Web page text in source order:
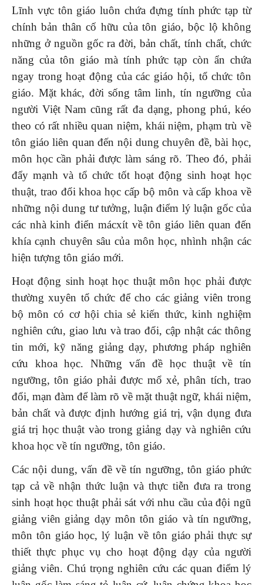
Lĩnh vực tôn giáo luôn chứa đựng tính phức tạp từ
chính bản thân cố hữu của tôn giáo, bộc lộ không
những ở nguồn gốc ra đời, bản chất, tính chất, chức
năng của tôn giáo mà tính phức tạp còn ẩn chứa
ngay trong hoạt động của các giáo hội, tổ chức tôn
giáo. Mặt khác, đời sống tâm linh, tín ngưỡng của
người Việt Nam cũng rất đa dạng, phong phú, kéo
theo có rất nhiều quan niệm, khái niệm, phạm trù về
tôn giáo liên quan đến nội dung chuyên đề, bài học,
môn học cần phải được làm sáng rõ. Theo đó, phải
đẩy mạnh và tổ chức tốt hoạt động sinh hoạt học
thuật, trao đổi khoa học cấp bộ môn và cấp khoa về
những nội dung tư tưởng, luận điểm lý luận gốc của
các nhà kinh điển mácxít về tôn giáo liên quan đến
khía cạnh chuyên sâu của môn học, nhình nhận các
hiện tượng tôn giáo mới.
Hoạt động sinh hoạt học thuật môn học phải được
thường xuyên tổ chức để cho các giảng viên trong
bộ môn có cơ hội chia sẻ kiến thức, kinh nghiệm
nghiên cứu, giao lưu và trao đổi, cập nhật các thông
tin mới, kỹ năng giảng dạy, phương pháp nghiên
cứu khoa học. Những vấn đề học thuật về tín
ngưỡng, tôn giáo phải được mổ xẻ, phân tích, trao
đổi, mạn đàm để làm rõ về mặt thuật ngữ, khái niệm,
bản chất và được định hướng giá trị, vận dụng đưa
giá trị học thuật vào trong giảng dạy và nghiên cứu
khoa học về tín ngưỡng, tôn giáo.
Các nội dung, vấn đề về tín ngưỡng, tôn giáo phức
tạp cả về nhận thức luận và thực tiễn đưa ra trong
sinh hoạt học thuật phải sát với nhu cầu của đội ngũ
giảng viên giảng dạy môn tôn giáo và tín ngưỡng,
môn tôn giáo học, lý luận về tôn giáo phải thực sự
thiết thực phục vụ cho hoạt động dạy của người
giảng viên. Chú trọng nghiên cứu các quan điểm lý